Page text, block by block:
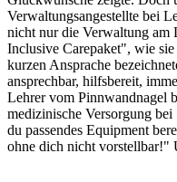
Verwaltungsangestellte bei
nicht nur die Verwaltung am
Inclusive Carepaket", wie
kurzen Ansprache
ansprechbar, hilfsbereit,
Lehrer vom Pinnwandnagel
medizinische Versorgung
du passendes Equipment
ohne dich nicht vorstellbar!"